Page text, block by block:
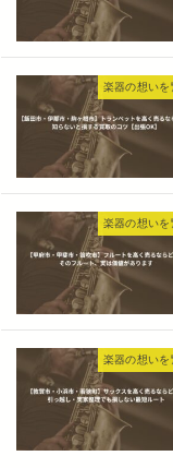
楽器の想いを
楽器の想いを
楽器の想いを